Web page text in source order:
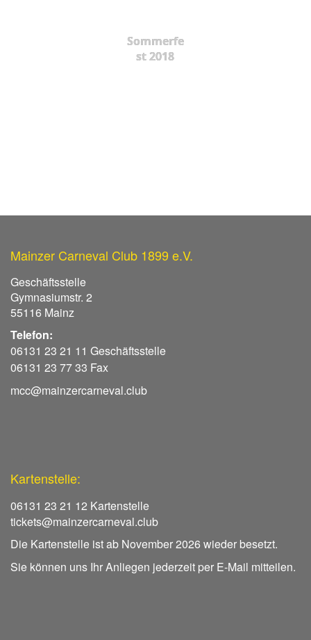
Sommerfe
st 2018
Mainzer Carneval Club 1899 e.V.
Geschäftsstelle
Gymnasiumstr. 2
55116 Mainz
Telefon:
06131 23 21 11 Geschäftsstelle
06131 23 77 33 Fax
mcc@mainzercarneval.club
Kartenstelle:
06131 23 21 12 Kartenstelle
tickets@mainzercarneval.club
Die Kartenstelle ist ab November 2026 wieder besetzt.
Sie können uns Ihr Anliegen jederzeit per E-Mail mitteilen.